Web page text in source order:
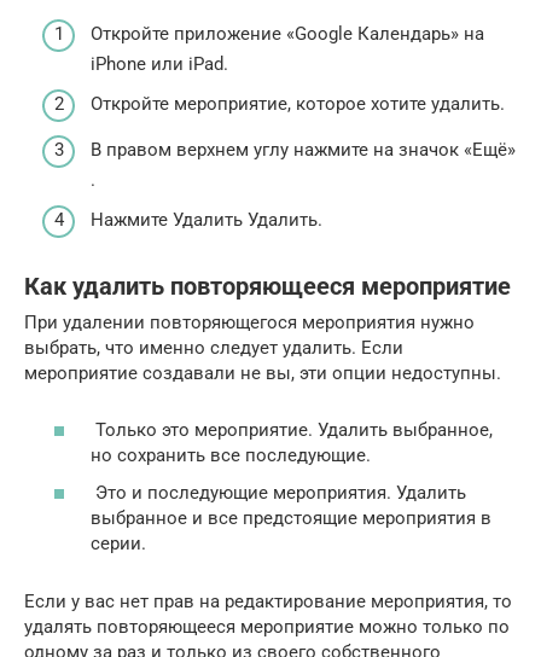
Откройте приложение «Google Календарь» на
iPhone или iPad.
Откройте мероприятие, которое хотите удалить.
В правом верхнем углу нажмите на значок «Ещё»
.
Нажмите Удалить Удалить.
Как удалить повторяющееся мероприятие
При удалении повторяющегося мероприятия нужно
выбрать, что именно следует удалить. Если
мероприятие создавали не вы, эти опции недоступны.
Только это мероприятие. Удалить выбранное,
но сохранить все последующие.
Это и последующие мероприятия. Удалить
выбранное и все предстоящие мероприятия в
серии.
Если у вас нет прав на редактирование мероприятия, то
удалять повторяющееся мероприятие можно только по